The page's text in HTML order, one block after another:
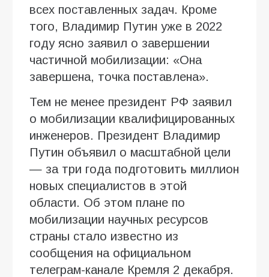
всех поставленных задач. Кроме
того, Владимир Путин уже в 2022
году ясно заявил о завершении
частичной мобилизации: «Она
завершена, точка поставлена».
Тем не менее президент РФ заявил
о мобилизации квалифицированных
инженеров. Президент Владимир
Путин объявил о масштабной цели
— за три года подготовить миллион
новых специалистов в этой
области. Об этом плане по
мобилизации научных ресурсов
страны стало известно из
сообщения на официальном
телеграм-канале Кремля 2 декабря.